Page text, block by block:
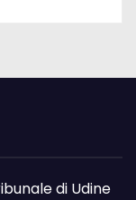
di Udine